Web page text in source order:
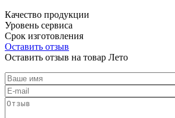
Качество продукции
Уровень сервиса
Срок изготовления
Оставить отзыв
Оставить отзыв на товар Лето